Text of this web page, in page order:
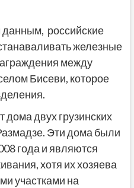
российские
железные
между
Бисеви, которое
двух грузинских
Эти дома были
года и являются
хотя их хозяева
участками на